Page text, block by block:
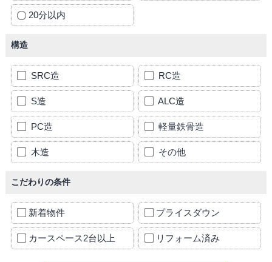
20分以内
構造
SRC造 RC造
S造 ALC造
PC造 軽量鉄骨造
木造 その他
こだわりの条件
新着物件 プライスダウン
カースペース2台以上 リフォーム済み